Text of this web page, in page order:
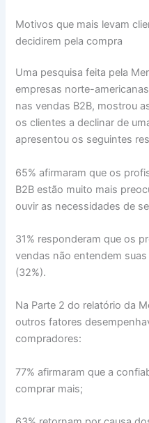
Motivos que mais levam
decidirem pela compra
Uma pesquisa feita pela
empresas norte-
nas vendas B2B, mostrou
os clientes a declinar de
apresentou os seguintes
65% afirmaram que os
B2B estão muito mais
ouvir as necessidades de
31% responderam que os
vendas não entendem
(32%).
Na Parte 2 do relatório da
outros fatores
compradores:
77% afirmaram que a
comprar mais;